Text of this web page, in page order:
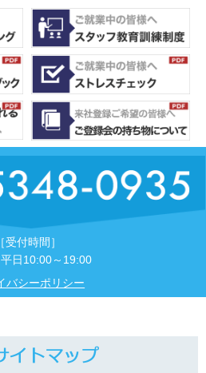
［受付時間］
平日10:00～19:00
バシーポリシー